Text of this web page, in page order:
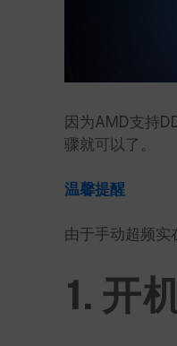
因为AMD支持
骤就可以了。
温馨提醒
由于手动超频实
1. 开